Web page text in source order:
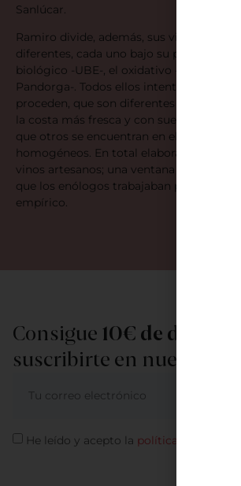
Sanlúcar.
Ramiro divide, además, sus vinos en tres
diferentes, cada uno bajo su propia
biológico -UBE-, el oxidativo -Agostado-
Pandorga-. Todos ellos intentan reflejar
proceden, que son diferentes pagos de
la costa más fresca y con suelos más
que otros se encuentran en el interior,
homogéneos. En total elabora unas
vinos artesanos; una ventana al siglo
que los enólogos trabajaban por
empírico.
Consigue 10€ de
suscribirte en nuestra
He leído y acepto la política de